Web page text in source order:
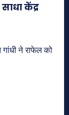
केंद्र
गांधी ने राफेल को